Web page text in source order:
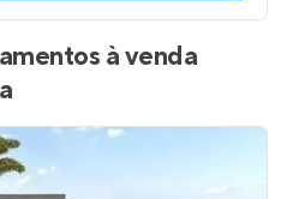
à venda